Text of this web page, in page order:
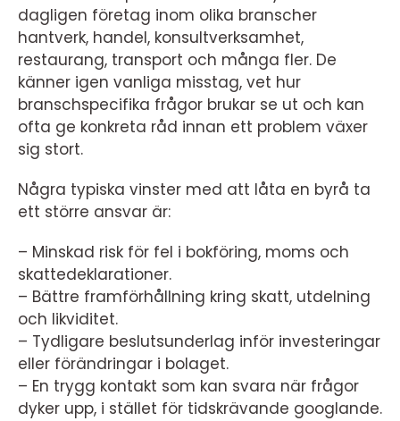
dagligen företag inom olika branscher
hantverk, handel, konsultverksamhet,
restaurang, transport och många fler. De
känner igen vanliga misstag, vet hur
branschspecifika frågor brukar se ut och kan
ofta ge konkreta råd innan ett problem växer
sig stort.
Några typiska vinster med att låta en byrå ta
ett större ansvar är:
– Minskad risk för fel i bokföring, moms och
skattedeklarationer.
– Bättre framförhållning kring skatt, utdelning
och likviditet.
– Tydligare beslutsunderlag inför investeringar
eller förändringar i bolaget.
– En trygg kontakt som kan svara när frågor
dyker upp, i stället för tidskrävande googlande.